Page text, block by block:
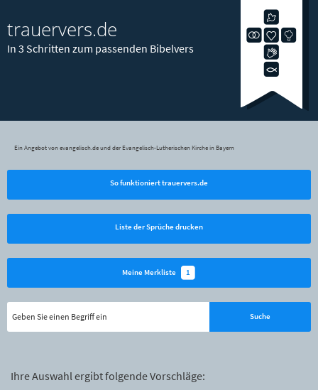
trauervers.de
In 3 Schritten zum passenden Bibelvers
Ein Angebot von evangelisch.de und der Evangelisch-Lutherischen Kirche in Bayern
So funktioniert trauervers.de
Liste der Sprüche drucken
Meine Merkliste 1
Ihre Auswahl ergibt folgende Vorschläge: